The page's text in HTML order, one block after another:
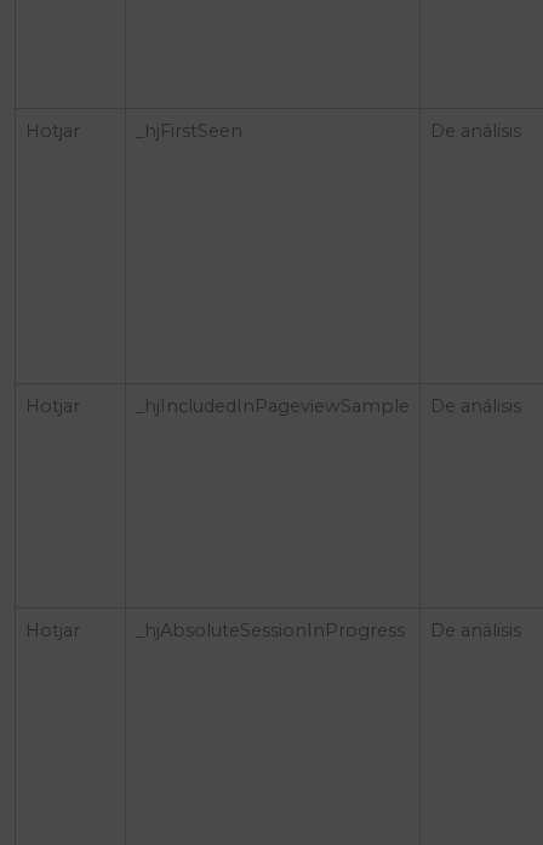
Hotjar _hjFirstSeen De análisis
Hotjar _hjIncludedInPageviewSample De análisis
Hotjar _hjAbsoluteSessionInProgress De análisis